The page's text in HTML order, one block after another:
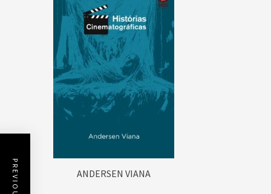
ANDERSEN VIANA